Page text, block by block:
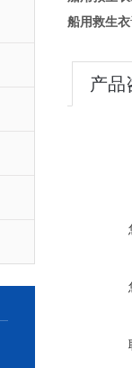
船用救生衣
产品